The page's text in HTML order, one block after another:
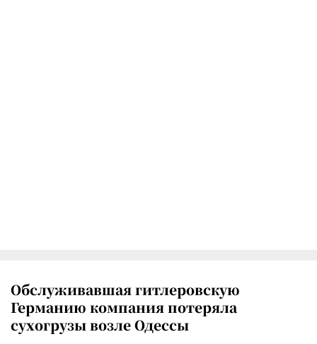
Обслуживавшая гитлеровскую
Германию компания потеряла
сухогрузы возле Одессы